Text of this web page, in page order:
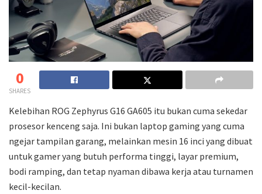
0
SHARES
Kelebihan ROG Zephyrus G16 GA605 itu bukan cuma sekedar
prosesor kenceng saja. Ini bukan laptop gaming yang cuma
ngejar tampilan garang, melainkan mesin 16 inci yang dibuat
untuk gamer yang butuh performa tinggi, layar premium,
bodi ramping, dan tetap nyaman dibawa kerja atau turnamen
kecil-kecilan.